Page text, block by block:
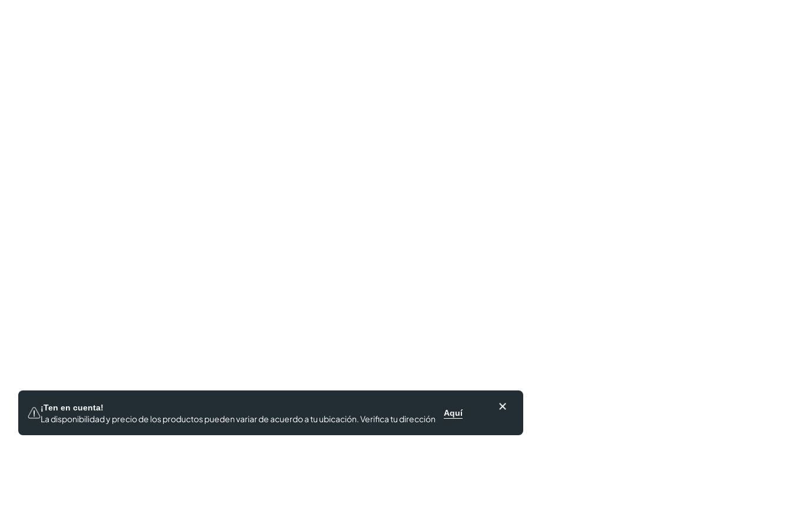
¡Ten en cuenta!
La disponibilidad y precio de los productospueden variar de acuerdo a tu ubicación. Verifica tu dirección
Aquí